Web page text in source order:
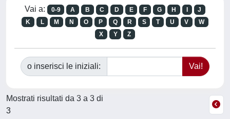
Vai a: 0-9 A B C D E F G H
J
K
L M N O P Q R S T U V
W
X
Y Z
o inserisci le iniziali:
Mostrati risultati da 3 a 3 di
3